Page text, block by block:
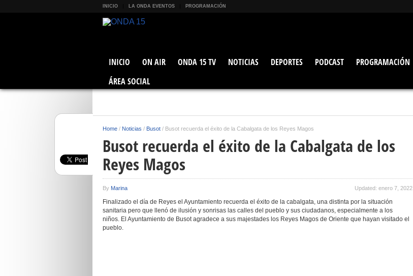
INICIO LA ONDA EVENTOS PROGRAMACIÓN
INICIO ON AIR ONDA 15 TV NOTICIAS DEPORTES PODCAST PROGRAMACIÓN
ÁREA SOCIAL
Home / Noticias / Busot / Busot recuerda el éxito de la Cabalgata de los Reyes Magos
Busot recuerda el éxito de la Cabalgata de los
Reyes Magos
By Marina Updated: enero 7, 2022
Finalizado el día de Reyes el Ayuntamiento recuerda el éxito de la cabalgata, una distinta por la situación
sanitaria pero que llenó de ilusión y sonrisas las calles del pueblo y sus ciudadanos, especialmente a los
niños. El Ayuntamiento de Busot agradece a sus majestades los Reyes Magos de Oriente que hayan visitado el
pueblo.